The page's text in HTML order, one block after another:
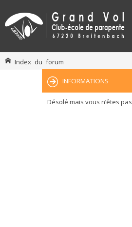
Index du forum
INFORMATIONS
Désolé mais vous n’êtes